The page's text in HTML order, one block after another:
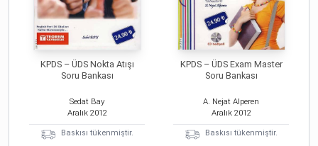
KPDS – ÜDS Nokta Atışı
Soru Bankası
Sedat Bay
Aralık 2012
Baskısı tükenmiştir.
KPDS – ÜDS Exam Master
Soru Bankası
A. Nejat Alperen
Aralık 2012
Baskısı tükenmiştir.